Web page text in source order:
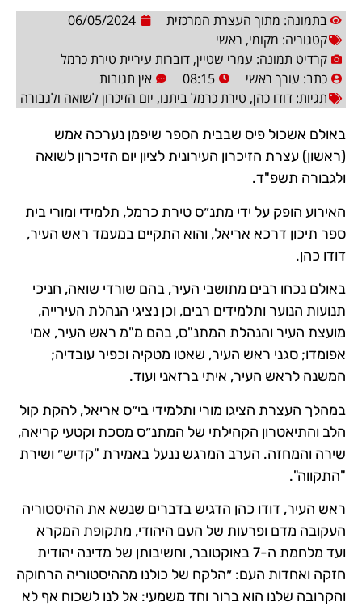
בתמונה: מתוך העצרת המרכזית
06/05/2024
קטגוריה: מקומי, ראשי
קרדיט תמונה: עמרי שטיין, דוברות עיריית טירת כרמל
כתב: עורך ראשי 08:15
אין תגובות
תגיות: דודו כהן, טירת כרמל ביתנו, יום הזיכרון לשואה ולגבורה
באולם אשכול פיס שבבית הספר שיפמן נערכה אמש
(ראשון) עצרת הזיכרון העירונית לציון יום הזיכרון לשואה
ולגבורה תשפ"ד.
האירוע הופק על ידי מתנ״ס טירת כרמל, תלמידי ומורי בית
ספר תיכון דרכא אריאל, והוא התקיים במעמד ראש העיר,
דודו כהן.
באולם נכחו רבים מתושבי העיר, בהם שורדי שואה, חניכי
תנועות הנוער ותלמידים רבים, וכן נציגי הנהלת העירייה,
מועצת העיר והנהלת המתנ"ס, בהם מ"מ ראש העיר, אמי
אפומדו; סגני ראש העיר, שאטו מטקיה וכפיר עובדיה;
המשנה לראש העיר, איתי ברזאני ועוד.
במהלך העצרת הציגו מורי ותלמידי בי״ס אריאל, להקת קול
הלב והתיאטרון הקהילתי של המתנ״ס מסכת וקטעי קריאה,
שירה והמחזה. הערב המרגש ננעל באמירת "קדיש״ ושירת
"התקווה".
ראש העיר, דודו כהן הדגיש בדברים שנשא את ההיסטוריה
העקובה מדם ופרעות של העם היהודי, מתקופת המקרא
ועד מלחמת ה-7 באוקטובר, וחשיבותן של מדינה יהודית
חזקה ואחדות העם: ״הלקח של כולנו מההיסטוריה הרחוקה
והקרובה שלנו הוא ברור וחד משמעי: אל לנו לשכוח אף לא